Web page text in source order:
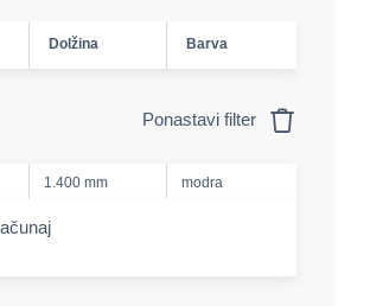
Dolžina Barva
Ponastavi filter
1.400 mm modra
amount